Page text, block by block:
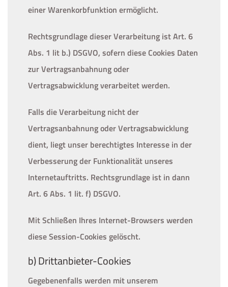
einer Warenkorbfunktion ermöglicht.
Rechtsgrundlage dieser Verarbeitung ist Art. 6
Abs. 1 lit b.) DSGVO, sofern diese Cookies Daten
zur Vertragsanbahnung oder
Vertragsabwicklung verarbeitet werden.
Falls die Verarbeitung nicht der
Vertragsanbahnung oder Vertragsabwicklung
dient, liegt unser berechtigtes Interesse in der
Verbesserung der Funktionalität unseres
Internetauftritts. Rechtsgrundlage ist in dann
Art. 6 Abs. 1 lit. f) DSGVO.
Mit Schließen Ihres Internet-Browsers werden
diese Session-Cookies gelöscht.
b) Drittanbieter-Cookies
Gegebenenfalls werden mit unserem